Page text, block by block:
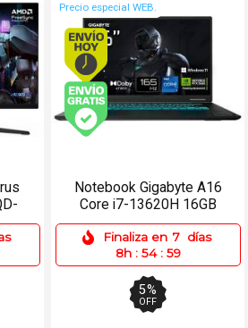
antes de 13Hs.
Envíos y Pagos)
Precio especial WEB.
Envío hoy.
Notebook Gigabyte A16
Core i7-13620H 16GB
512SSD RTX5050 8GB
Finaliza en 7 días
8h : 54 : 59
5%
OFF